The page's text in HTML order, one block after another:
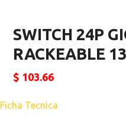
SWITCH 24P
RACKEABLE
$ 103.66
Ficha Tecnica